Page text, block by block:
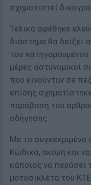
σχηματιστεί
Τελικά αφέθηκε
διάστημα θα δείξει
του
μέρες αστυνομικοί
που κινούνταν σε
επίσης
παράβαση του
οδήγησης.
Με το συγκεκριμένο
Κώδικα, ακόμη και
κάποιος να περάσει
μοτοσικλέτα του